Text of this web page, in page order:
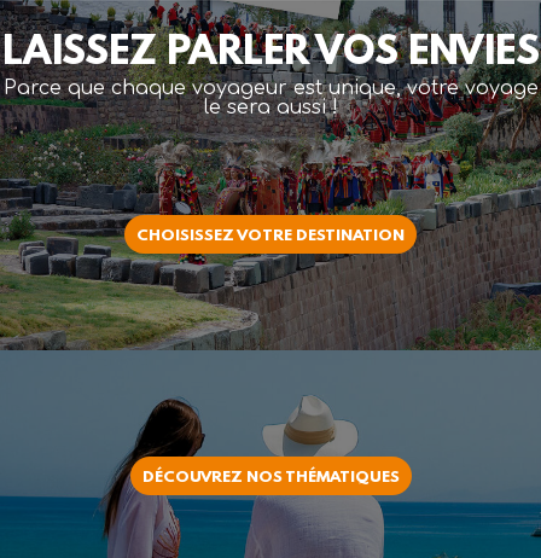
LAISSEZ PARLER VOS ENVIES
Parce que chaque voyageur est unique, votre voyage
le sera aussi !
CHOISISSEZ VOTRE DESTINATION
DÉCOUVREZ NOS THÉMATIQUES